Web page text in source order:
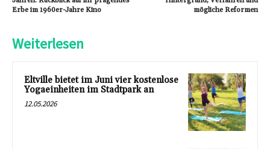
Erbe im 1960er-Jahre Kino
mögliche Reformen
Weiterlesen
Eltville bietet im Juni vier kostenlose
Yogaeinheiten im Stadtpark an
12.05.2026